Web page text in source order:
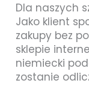
Dla naszych
Jako klient
zakupy bez
sklepie
niemiecki
zostanie